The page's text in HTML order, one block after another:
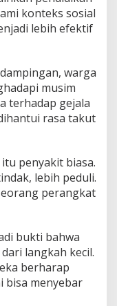
konteks sosial
lebih efektif
warga
musim
terhadap gejala
rasa takut
penyakit biasa.
lebih peduli.
perangkat
bukti bahwa
langkah kecil.
berharap
bisa menyebar